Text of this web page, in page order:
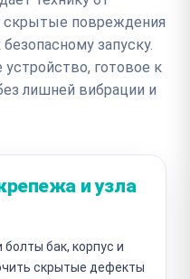
скрытые повреждения
запуску.
готовое к
лишней вибрации и
и узла
бак, корпус и
скрытые дефекты